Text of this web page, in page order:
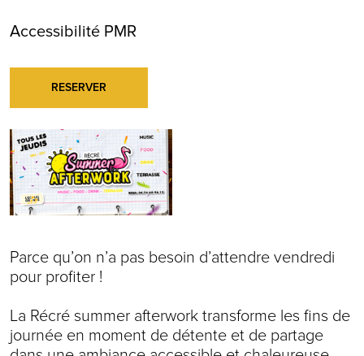
Accessibilité PMR
RESERVER
Parce qu’on n’a pas besoin d’attendre vendredi
pour profiter !
La Récré summer afterwork transforme les fins de
journée en moment de détente et de partage